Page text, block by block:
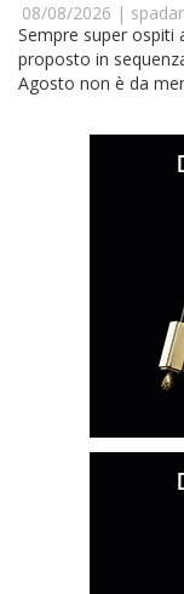
08/08/2026 |
Sempre super ospiti
proposto in